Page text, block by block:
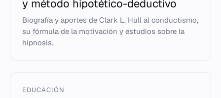
y método hipotético-deductivo
Biografía y aportes de Clark L. Hull al conductismo,
su fórmula de la motivación y estudios sobre la
hipnosis.
EDUCACIÓN